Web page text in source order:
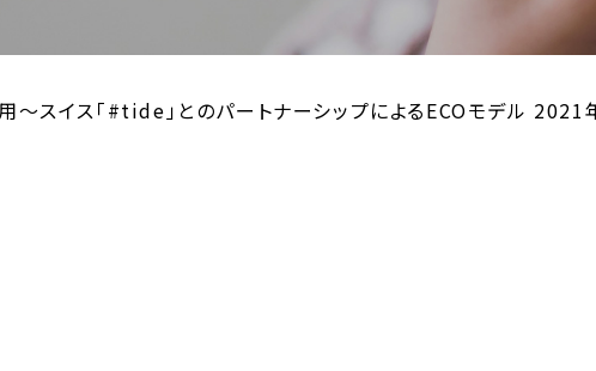
スイス「#tide」とのパートナーシップによるECOモデル 2021